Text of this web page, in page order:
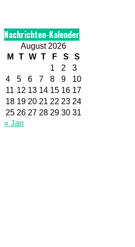
Nachrichten-Kalender
August 2026
M
T W T F S
S
1
2
3
4
5 6 7 8 9
10
11 12 13 14 15 16 17
18 19 20 21 22 23 24
25 26 27 28 29 30 31
« Jan